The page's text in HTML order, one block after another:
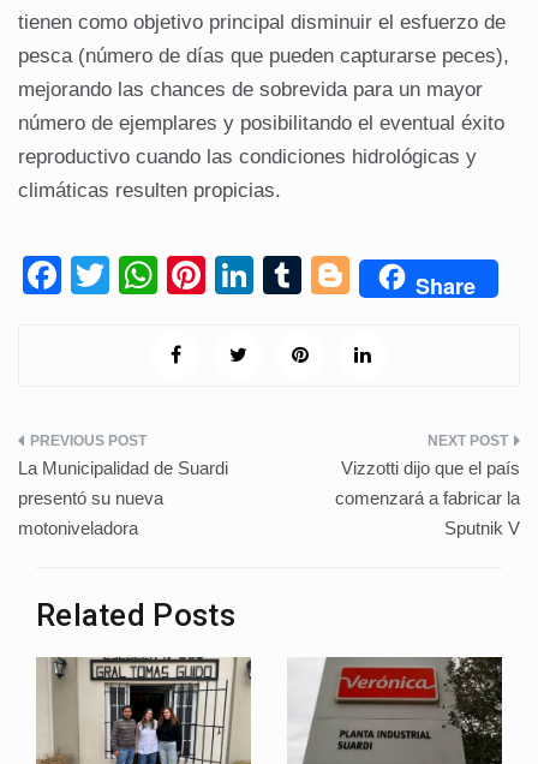
tienen como objetivo principal disminuir el esfuerzo de
pesca (número de días que pueden capturarse peces),
mejorando las chances de sobrevida para un mayor
número de ejemplares y posibilitando el eventual éxito
reproductivo cuando las condiciones hidrológicas y
climáticas resulten propicias.
F
b
o
o
k
T
W
at
p
p
Pi
er
Li
T
m
Bl
g
Share
Navegación
de
entradas
La Municipalidad de Suardi
presentó su nueva
motoniveladora
Vizzotti dijo que el país
comenzará a fabricar la
Sputnik V
Related Posts